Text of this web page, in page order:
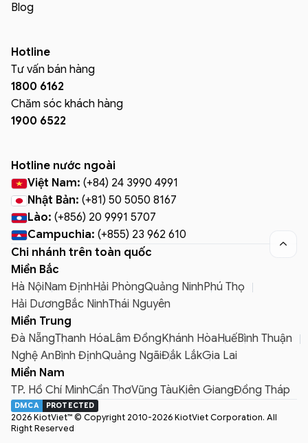
Blog
Hotline
Tư vấn bán hàng
1800 6162
Chăm sóc khách hàng
1900 6522
Hotline nước ngoài
Việt Nam: (+84) 24 3990 4991
Nhật Bản: (+81) 50 5050 8167
Lào: (+856) 20 9991 5707
Campuchia: (+855) 23 962 610

Chi nhánh trên toàn quốc
Miền Bắc
Hà NộiNam ĐịnhHải PhòngQuảng NinhPhú Thọ
Hải DươngBắc NinhThái Nguyên
Miền Trung
Đà NẵngThanh HóaLâm ĐồngKhánh HòaHuếBình Thuận
Nghệ AnBình ĐịnhQuảng NgãiĐắk LắkGia Lai
Miền Nam
TP. Hồ Chí MinhCần ThơVũng TàuKiên GiangĐồng Tháp
DMCA PROTECTED
2026 KiotViet™ © Copyright 2010-2026 KiotViet Corporation. All
Right Reserved